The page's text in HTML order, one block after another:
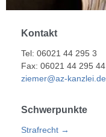
Kontakt
Tel: 06021 44 295 3
Fax: 06021 44 295 44
ziemer@az-kanzlei.de
Schwerpunkte
Strafrecht →